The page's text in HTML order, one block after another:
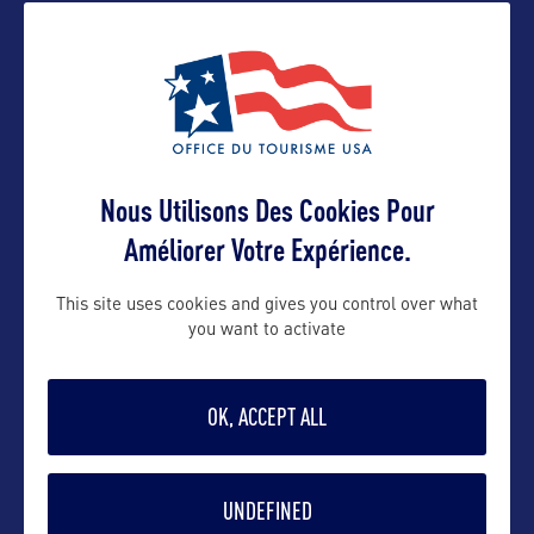
VOIR LE SITE
DANS LA MÊME CATEGORIE
Nous Utilisons Des Cookies Pour
Améliorer Votre Expérience.
This site uses cookies and gives you control over what
you want to activate
OK, ACCEPT ALL
UNDEFINED